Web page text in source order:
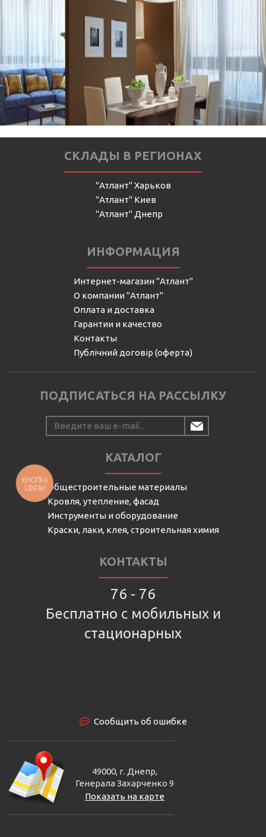
СКЛАДЫ В РЕГИОНАХ
"Атлант" Харьков
"Атлант" Киев
"Атлант" Днепр
ИНФОРМАЦИЯ
Интернет-магазин "Атлант"
О компании "Атлант"
Оплата и доставка
Гарантии и качество
Контакты
Публічний договір (оферта)
ПОДПИСАТЬСЯ НА РАССЫЛКУ
КАТАЛОГ
Общестроительные материалы
Кровля, утепление, фасад
Инструменты и оборудование
Краски, лаки, клея, строительная химия
КОНТАКТЫ
76 - 76
Бесплатно с мобильных и
стационарных
Сообщить об ошибке
49000, г. Днепр,
Генерала Захарченко 9
Показать на карте
КНОПКА
СВЯЗИ